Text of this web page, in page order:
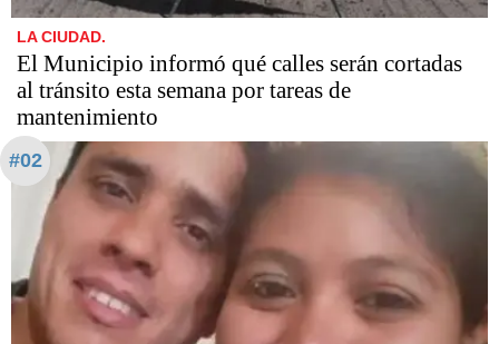
LA CIUDAD.
El Municipio informó qué calles serán cortadas
al tránsito esta semana por tareas de
mantenimiento
#02